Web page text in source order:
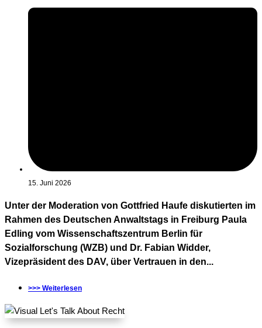
15. Juni 2026
Unter der Moderation von Gottfried Haufe diskutierten im
Rahmen des Deutschen Anwaltstags in Freiburg Paula
Edling vom Wissenschaftszentrum Berlin für
Sozialforschung (WZB) und Dr. Fabian Widder,
Vizepräsident des DAV, über Vertrauen in den...
>>> Weiterlesen